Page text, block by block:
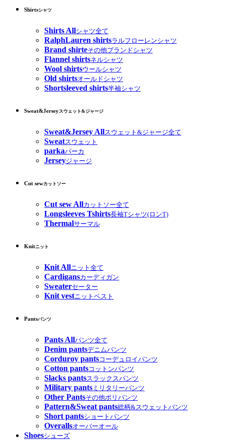
Shirtsシャツ
Shirts Allシャツ全て
RalphLauren shirtsラルフローレンシャツ
Brand shirteその他ブランドシャツ
Flannel shirtsネルシャツ
Wool shirtsウールシャツ
Old shirtsオールドシャツ
Shortsleeved shirts半袖シャツ
Sweat&Jerseyスウェット&ジャージ
Sweat&Jersey Allスウェット&ジャージ全て
Sweatスウェット
parkaパーカ
Jerseyジャージ
Cut sewカットソー
Cut sew Allカットソー全て
Longsleeves Tshirts長袖Tシャツ(ロンT)
Thermalサーマル
Knitニット
Knit Allニット全て
Cardigansカーディガン
Sweaterセーター
Knit vestニットベスト
Pantsパンツ
Pants Allパンツ全て
Denim pantsデニムパンツ
Corduroy pantsコーデュロイパンツ
Cotton pantsコットンパンツ
Slacks pantsスラックスパンツ
Military pants ミリタリーパンツ
Other Pantsその他ポリパンツ
Pattern&Sweat pants総柄&スウェットパンツ
Short pantsショートパンツ
Overallsオーバーオール
Shoesシューズ